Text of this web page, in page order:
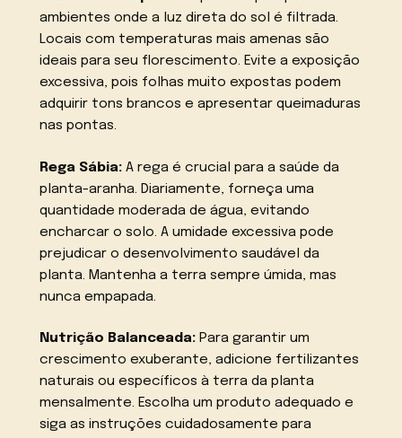
ambientes onde a luz direta do sol é filtrada.
Locais com temperaturas mais amenas são
ideais para seu florescimento. Evite a exposição
excessiva, pois folhas muito expostas podem
adquirir tons brancos e apresentar queimaduras
nas pontas.
Rega Sábia: A rega é crucial para a saúde da
planta-aranha. Diariamente, forneça uma
quantidade moderada de água, evitando
encharcar o solo. A umidade excessiva pode
prejudicar o desenvolvimento saudável da
planta. Mantenha a terra sempre úmida, mas
nunca empapada.
Nutrição Balanceada: Para garantir um
crescimento exuberante, adicione fertilizantes
naturais ou específicos à terra da planta
mensalmente. Escolha um produto adequado e
siga as instruções cuidadosamente para